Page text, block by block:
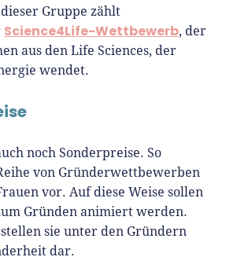
Gruppe zählt
Science4Life-Wettbewerb, der
aus den Life Sciences, der
wendet.
noch Sonderpreise. So
von Gründerwettbewerben
vor. Auf diese Weise sollen
Gründen animiert werden.
sie unter den Gründern
dar.